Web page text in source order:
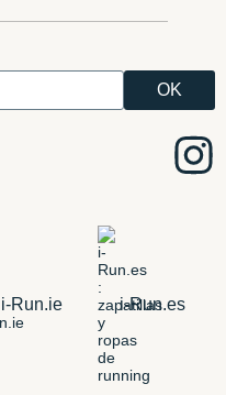
i-Run.ie i-Run.es